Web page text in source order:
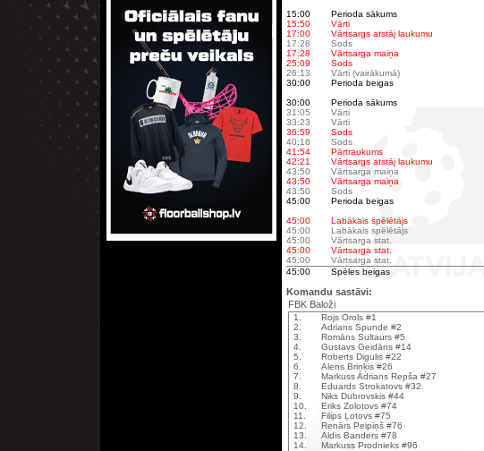
15:00
Perioda sākums
15:50
Vārti
17:00
Vārtsargs atstāj laukumu
17:28
Sods
17:28
Vārtsarga maiņa
25:09
Sods
26:13
Vārti (vairākumā)
30:00
Perioda beigas
30:00
Perioda sākums
31:05
Vārti
33:23
Vārti
36:59
Sods
40:16
Sods
41:54
Pārtraukums
42:21
Vārtsargs atstāj laukumu
43:50
Vārtsarga maiņa
43:50
Vārtsarga maiņa
43:50
Sods
45:00
Perioda beigas
45:00
Labākais spēlētājs
45:00
Labākais spēlētājs
45:00
Vārtsarga stat.
45:00
Vārtsarga stat.
45:00
Vārtsarga stat.
45:00
Spēles beigas
Komandu sastāvi:
FBK Baloži
1.
Rojs Orols #1
2.
Adrians Spunde #2
3.
Romāns Sultaurs #5
4.
Gustavs Geidāns #14
5.
Roberts Digulis #22
6.
Alens Briņķis #26
7.
Markuss Adrians Repša #27
8.
Eduards Strokatovs #32
9.
Niks Dubrovskis #44
10.
Eriks Zolotovs #74
11.
Filips Ļotovs #75
12.
Renārs Peipiņš #76
13.
Aldis Banders #78
14.
Markuss Prodnieks #96